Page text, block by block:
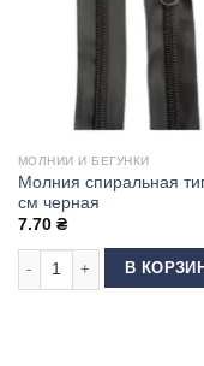
МОЛНИИ И БЕГУНКИ
Молния спиральная
см черная
7.70 ₴
Количество товара
В